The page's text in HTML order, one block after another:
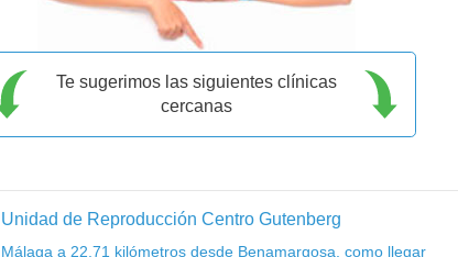
Te sugerimos las siguientes clínicas
cercanas
Unidad de Reproducción Centro Gutenberg
Málaga a 22,71 kilómetros desde Benamargosa, como llegar